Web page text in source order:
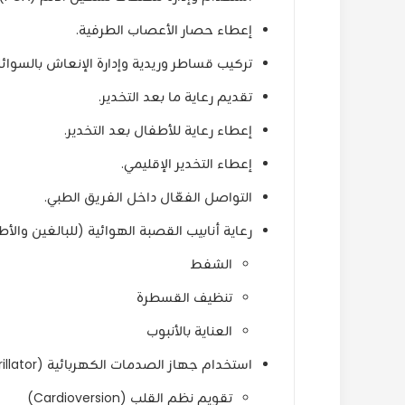
إعطاء حصار الأعصاب الطرفية.
تركيب قساطر وريدية وإدارة الإنعاش
تقديم رعاية ما بعد التخدير.
إعطاء رعاية للأطفال بعد التخدير.
إعطاء التخدير الإقليمي.
التواصل الفعّال داخل الفريق الطبي.
رعاية أنابيب القصبة الهوائية (للبالغين
الشفط
تنظيف القسطرة
العناية بالأنبوب
استخدام جهاز الصدمات الكهربائية (Defibrillator):
تقويم نظم القلب (Cardioversion)